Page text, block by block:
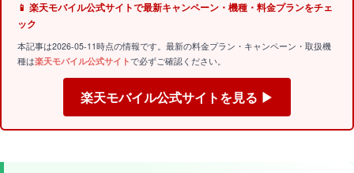
📱 楽天モバイル公式サイトで最新キャンペーン・機種・料金プランをチェ
ック
本記事は2026-05-11時点の情報です。最新の料金プラン・キャンペーン・取扱機
種は楽天モバイル公式サイトで必ずご確認ください。
楽天モバイル公式サイトを見る ▶